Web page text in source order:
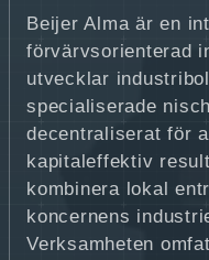
Beijer Alma är en
förvärvsorienterad
utvecklar
specialiserade
decentraliserat för
kapitaleffektiv
kombinera lokal
koncernens
Verksamheten